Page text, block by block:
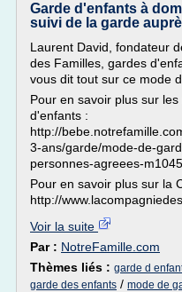
Garde d'enfants à
suivi de la garde
Laurent David, fondateur
des Familles, gardes
vous dit tout sur ce mode
Pour en savoir plus sur
d'enfants :
http://
3-ans/garde/mode-de-
personnes-agreees-
Pour en savoir plus sur la
http://
Voir la suite
Par : NotreFamille.com
Thèmes liés : garde d
garde des enfants / mode de